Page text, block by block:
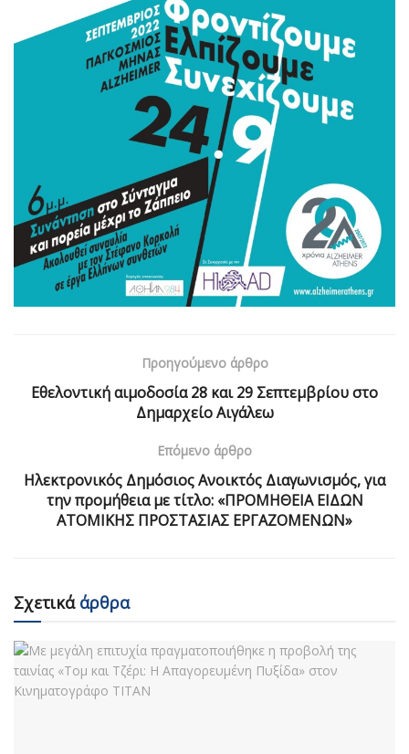
Προηγούμενο άρθρο
Εθελοντική αιμοδοσία 28 και 29 Σεπτεμβρίου στο
Δημαρχείο Αιγάλεω
Επόμενο άρθρο
Ηλεκτρονικός Δημόσιος Ανοικτός Διαγωνισμός, για
την προμήθεια με τίτλο: «ΠΡΟΜΗΘΕΙΑ ΕΙΔΩΝ
ΑΤΟΜΙΚΗΣ ΠΡΟΣΤΑΣΙΑΣ ΕΡΓΑΖΟΜΕΝΩΝ»
Σχετικάάρθρα